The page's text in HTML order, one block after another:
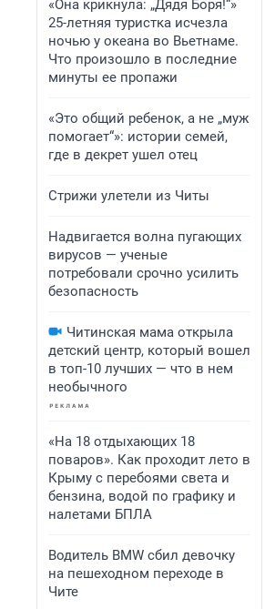
«Она крикнула: „Дядя Боря!“»
25-летняя туристка исчезла
ночью у океана во Вьетнаме.
Что произошло в последние
минуты ее пропажи
«Это общий ребенок, а не „муж
помогает“»: истории семей,
где в декрет ушел отец
Стрижи улетели из Читы
Надвигается волна пугающих
вирусов — ученые
потребовали срочно усилить
безопасность
Читинская мама открыла
детский центр, который вошел
в топ-10 лучших — что в нем
необычного
«На 18 отдыхающих 18
поваров». Как проходит лето в
Крыму с перебоями света и
бензина, водой по графику и
налетами БПЛА
Водитель BMW сбил девочку
на пешеходном переходе в
Чите